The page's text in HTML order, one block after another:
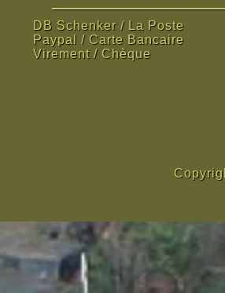
DB Schenker / La Poste
Paypal / Carte Bancaire
Virement / Chèque